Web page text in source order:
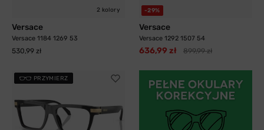
2 kolory
Versace
Versace 1184 1269 53
530,99 zł
-29%
Versace
Versace 1292 1507 54
636,99 zł 899,99 zł
PRZYMIERZ